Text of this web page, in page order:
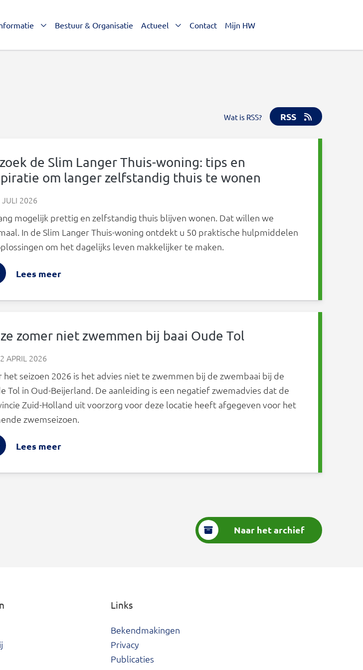
Bestuur & Organisatie Actueel Contact Mijn HW
Wat is RSS? RSS
de Slim Langer Thuis-woning: tips en
om langer zelfstandig thuis te wonen
JULI 2026
mogelijk prettig en zelfstandig thuis blijven wonen. Dat willen we
In de Slim Langer Thuis-woning ontdekt u 50 praktische hulpmiddelen
om het dagelijks leven makkelijker te maken.
Lees meer
zomer niet zwemmen bij baai Oude Tol
APRIL 2026
het seizoen 2026 is het advies niet te zwemmen bij de zwembaai bij de
Tol in Oud-Beijerland. De aanleiding is een negatief zwemadvies dat de
Zuid-Holland uit voorzorg voor deze locatie heeft afgegeven voor het
zwemseizoen.
Lees meer
Naar het archief
Links
Bekendmakingen
Privacy
Publicaties